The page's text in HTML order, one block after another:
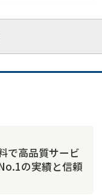
レスポンスが早い
で高品質サービ
の実績と信頼